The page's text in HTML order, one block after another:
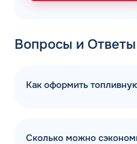
Вопросы и Ответы
Как оформить
Сколько можно